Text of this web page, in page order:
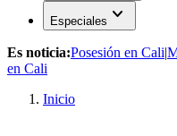
Especiales expand_more
Es noticia:Posesión en Cali|
en Cali
Inicio